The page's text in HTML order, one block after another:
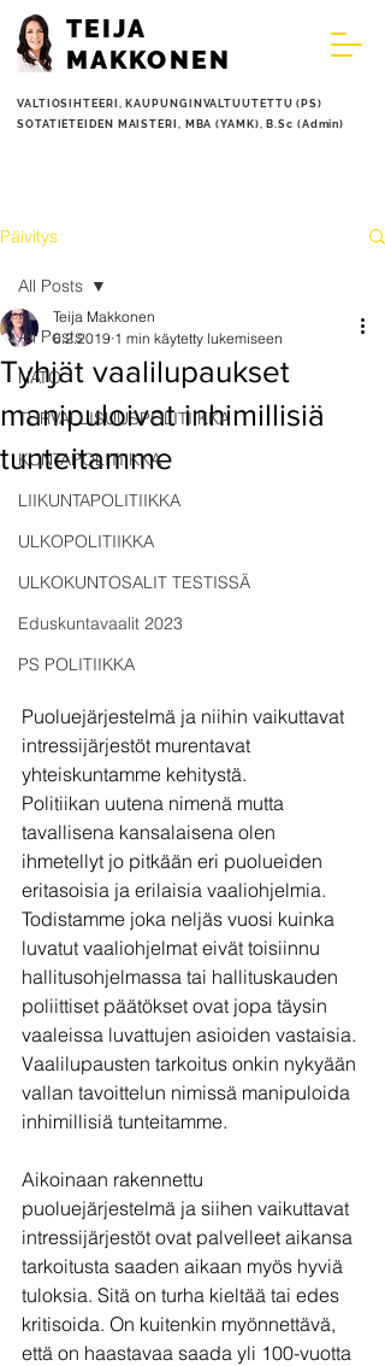
TEIJA
MAKKONEN
VALTIOSIHTEERI, KAUPUNGINVALTUUTETTU (PS)
SOTATIETEIDEN MAISTERI, MBA (YAMK), B.Sc (Admin)
Päivitys
All Posts
NATO
TURVALLISUUSPOLITIIKKA
KUNTAPOLITIIKKA
LIIKUNTAPOLITIIKKA
ULKOPOLITIIKKA
ULKOKUNTOSALIT TESTISSÄ
Eduskuntavaalit 2023
PS POLITIIKKA
All Posts
Tyhjät vaalilupaukset
manipuloivat inhimillisiä
tunteitamme
Teija Makkonen
6.2.2019 1 min käytetty lukemiseen
Puoluejärjestelmä ja niihin vaikuttavat
intressijärjestöt murentavat
yhteiskuntamme kehitystä.
Politiikan uutena nimenä mutta
tavallisena kansalaisena olen
ihmetellyt jo pitkään eri puolueiden
eritasoisia ja erilaisia vaaliohjelmia.
Todistamme joka neljäs vuosi kuinka
luvatut vaaliohjelmat eivät toisiinnu
hallitusohjelmassa tai hallituskauden
poliittiset päätökset ovat jopa täysin
vaaleissa luvattujen asioiden vastaisia.
Vaalilupausten tarkoitus onkin nykyään
vallan tavoittelun nimissä manipuloida
inhimillisiä tunteitamme.
Aikoinaan rakennettu
puoluejärjestelmä ja siihen vaikuttavat
intressijärjestöt ovat palvelleet aikansa
tarkoitusta saaden aikaan myös hyviä
tuloksia. Sitä on turha kieltää tai edes
kritisoida. On kuitenkin myönnettävä,
että on haastavaa saada yli 100-vuotta